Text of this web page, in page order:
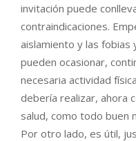
invitación puede
contraindicaciones.
aislamiento y las fobias
pueden ocasionar,
necesaria actividad
debería realizar, ahora
salud, como todo buen
Por otro lado, es útil,